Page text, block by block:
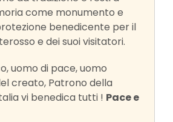
come monumento e
benedicente per il
e dei suoi visitatori.
uomo di pace, uomo
creato, Patrono della
vi benedica tutti ! Pace e